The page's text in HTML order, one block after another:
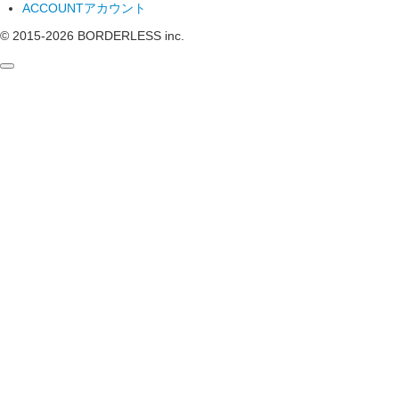
ACCOUNTアカウント
© 2015-2026 BORDERLESS inc.